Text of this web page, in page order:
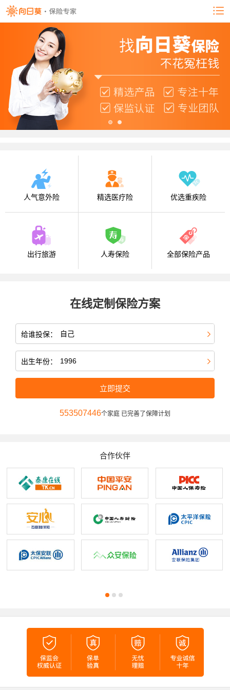
人气意外险 精选医疗险 优选重疾险
出行旅游 人寿保险 全部保险产品
在线定制保险方案
给谁投保：
出生年份：
立即提交
553507446个家庭 已完善了保障计划
合作伙伴